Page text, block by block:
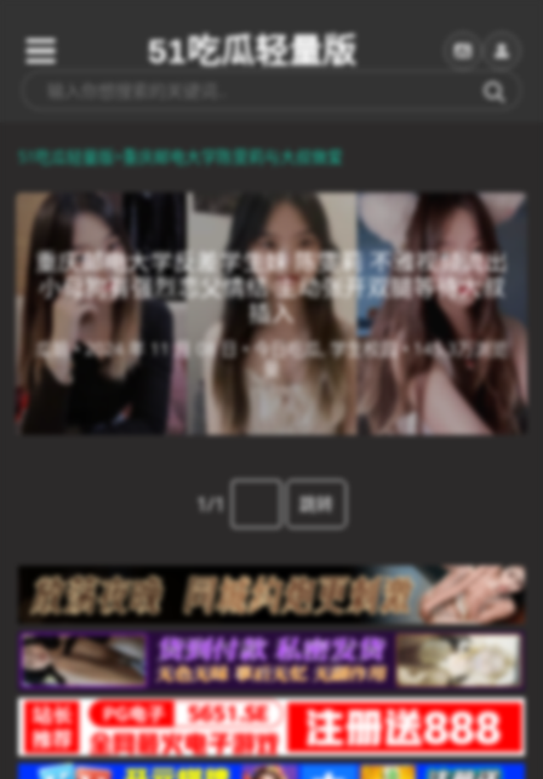
51吃瓜轻量版
51吃瓜轻量版>重庆邮电大学陈雯莉与大叔做爱
重庆邮电大学反差学生妹 陈雯莉 不雅视频流出
小母狗有强烈恋父情结 主动张开双腿等待大叔
插入
瓜姐 •2024 年 11 月 08 日 •今日吃瓜, 学生校园 • 145.3万浏览
量
1/1 跳转